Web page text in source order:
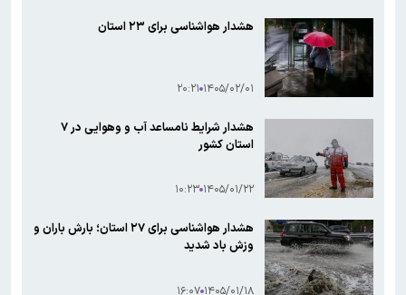
هشدار هواشناسی برای ۲۳ استان
۱۴۰۵/۰۲/۰۱ ۲۰:۲۱
هشدار شرایط نامساعد آب و وهوایی در ۷
استان کشور
۱۴۰۵/۰۱/۲۲ ۱۰:۲۳
هشدار هواشناسی برای ۲۷ استان؛ بارش باران و
وزش باد شدید
۱۴۰۵/۰۱/۱۸ ۱۶:۰۷